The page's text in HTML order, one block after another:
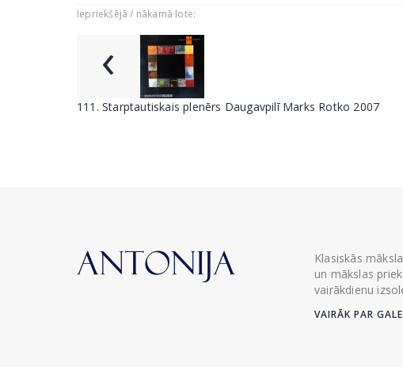
Iepriekšējā / nākamā lote:
‹
111. Starptautiskais plenērs Daugavpilī Marks Rotko 2007
Klasiskās
un mākslas
vairākdienu
VAIRĀK PAR